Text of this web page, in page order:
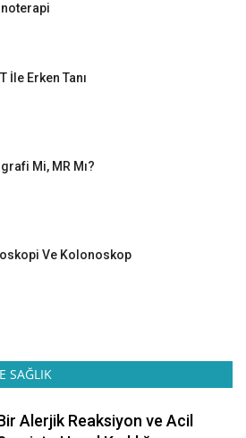
İle Erken Tanı
Mi, MR Mı?
Ve Kolonoskop
SAĞLIK
Alerjik Reaksiyon ve Acil